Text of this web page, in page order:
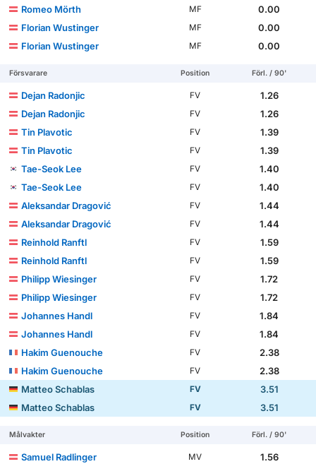
Romeo Mörth
MF
0.00
Florian Wustinger
MF
0.00
Florian Wustinger
MF 0.00
Försvarare Position Förl. / 90'
Dejan Radonjic FV
1.26
Dejan Radonjic
FV
1.26
Tin Plavotic
FV
1.39
Tin Plavotic
FV
1.39
Tae-Seok Lee
FV
1.40
Tae-Seok Lee
FV
1.40
Aleksandar Dragović
FV
1.44
Aleksandar Dragović
FV
1.44
Reinhold Ranftl
FV
1.59
Reinhold Ranftl
FV
1.59
Philipp Wiesinger
FV
1.72
Philipp Wiesinger
FV
1.72
Johannes Handl
FV
1.84
Johannes Handl
FV
1.84
Hakim Guenouche
FV
2.38
Hakim Guenouche
FV
2.38
Matteo Schablas
FV
3.51
Matteo Schablas
FV 3.51
Målvakter Position Förl. / 90'
Samuel Radlinger MV
1.56